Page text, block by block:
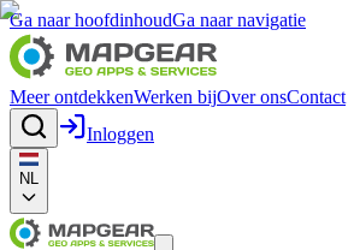
Ga naar hoofdinhoudGa naar navigatie
Meer ontdekkenWerken bijOver onsContact
Inloggen
NL